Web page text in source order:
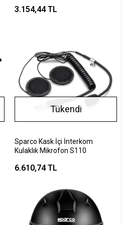
3.154,44 TL
Tükendi
Sparco Kask İçi İnterkom
Kulaklık Mikrofon S110
6.610,74 TL